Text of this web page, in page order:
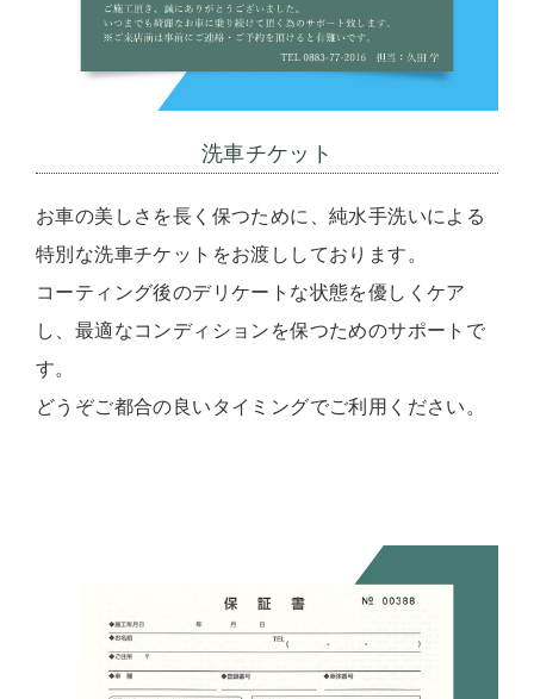
洗車チケット
お車の美しさを長く保つために、純水手洗いによる
特別な洗車チケットをお渡ししております。
コーティング後のデリケートな状態を優しくケア
し、最適なコンディションを保つためのサポートで
す。
どうぞご都合の良いタイミングでご利用ください。